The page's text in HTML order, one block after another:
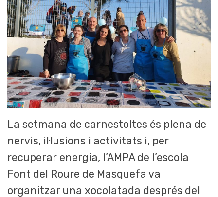
La setmana de carnestoltes és plena de
nervis, il·lusions i activitats i, per
recuperar energia, l’AMPA de l’escola
Font del Roure de Masquefa va
organitzar una xocolatada després del